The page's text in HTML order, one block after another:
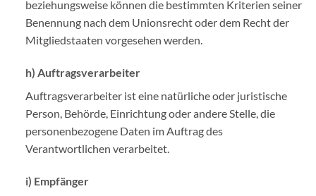
beziehungsweise können die bestimmten Kriterien seiner
Benennung nach dem Unionsrecht oder dem Recht der
Mitgliedstaaten vorgesehen werden.
h) Auftragsverarbeiter
Auftragsverarbeiter ist eine natürliche oder juristische
Person, Behörde, Einrichtung oder andere Stelle, die
personenbezogene Daten im Auftrag des
Verantwortlichen verarbeitet.
i) Empfänger